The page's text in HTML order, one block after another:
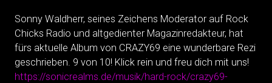
Sonny Waldherr, seines Zeichens Moderator auf Rock
Chicks Radio und altgedienter Magazinredakteur, hat
fürs aktuelle Album von CRAZY69 eine wunderbare Rezi
geschrieben. 9 von 10! Klick rein und freu dich mit uns!
https://sonicrealms.de/musik/hard-rock/crazy69-